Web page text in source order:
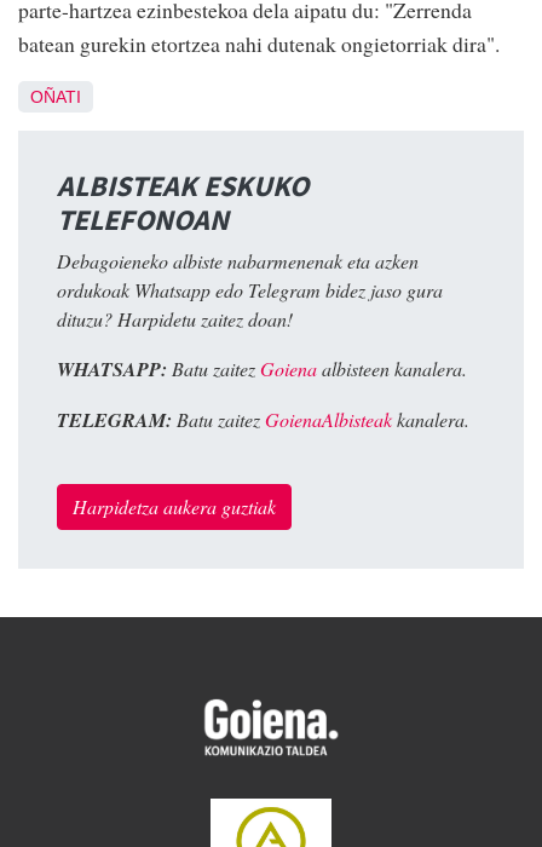
parte-hartzea ezinbestekoa dela aipatu du: "Zerrenda
batean gurekin etortzea nahi dutenak ongietorriak dira".
OÑATI
ALBISTEAK ESKUKO
TELEFONOAN
Debagoieneko albiste nabarmenenak eta azken
ordukoak Whatsapp edo Telegram bidez jaso gura
dituzu? Harpidetu zaitez doan!
WHATSAPP: Batu zaitezGoienaalbisteen kanalera.
TELEGRAM: Batu zaitezGoienaAlbisteakkanalera.
Harpidetza aukera guztiak